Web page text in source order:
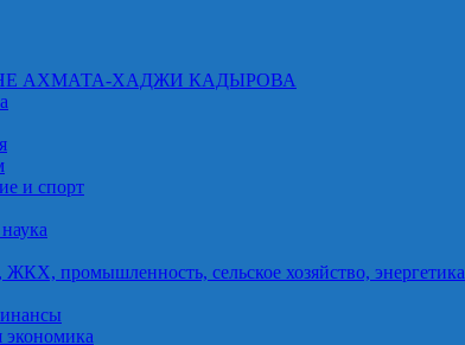
АХМАТА-ХАДЖИ КАДЫРОВА
и спорт
ЖКХ, промышленность, сельское хозяйство, энергетика
экономика